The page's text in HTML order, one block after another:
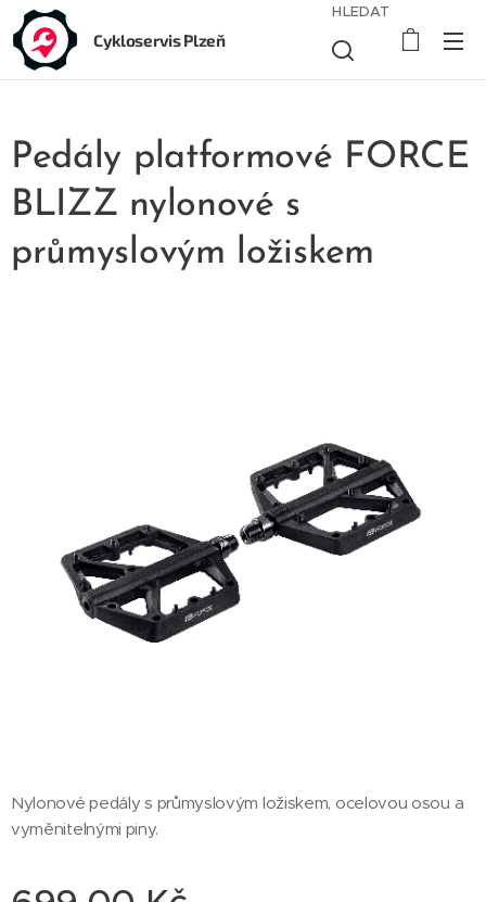
Cykloservis Plzeň
HLEDAT
Pedály platformové FORCE
BLIZZ nylonové s
průmyslovým ložiskem
Nylonové pedály s průmyslovým ložiskem, ocelovou osou a
vyměnitelnými piny.